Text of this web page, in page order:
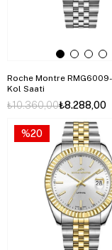
Roche Montre
Kol Saati
₺8.288,00
₺10.360,00
%20